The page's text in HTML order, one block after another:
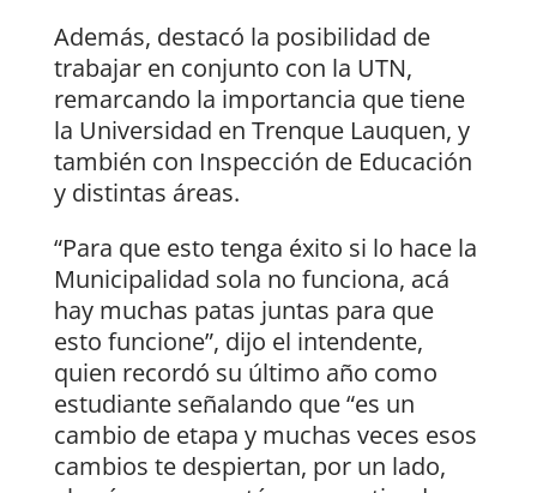
Además, destacó la posibilidad de
trabajar en conjunto con la UTN,
remarcando la importancia que tiene
la Universidad en Trenque Lauquen, y
también con Inspección de Educación
y distintas áreas.
“Para que esto tenga éxito si lo hace la
Municipalidad sola no funciona, acá
hay muchas patas juntas para que
esto funcione”, dijo el intendente,
quien recordó su último año como
estudiante señalando que “es un
cambio de etapa y muchas veces esos
cambios te despiertan, por un lado,